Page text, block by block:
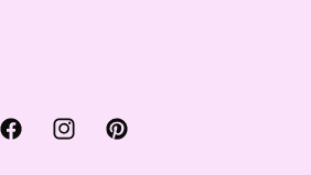
FacebookInstagramPinterest